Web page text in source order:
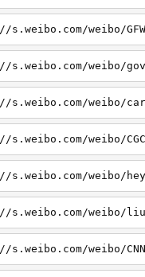
weibo/GFW
s.weibo.com/weibo/gov
s.weibo.com/weibo/car
weibo/CGC
s.weibo.com/weibo/hey
s.weibo.com/weibo/liu
weibo/CNN